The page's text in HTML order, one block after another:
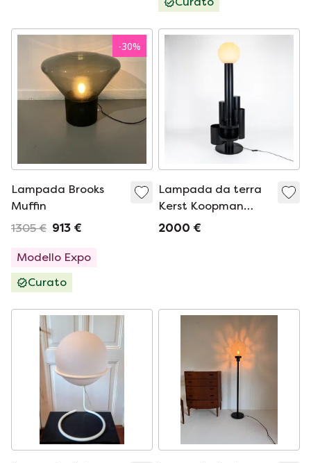
-30%
Lampada Brooks
Muffin
1305 € 913 €
Modello Expo
Curato
Lampada da terra
Kerst Koopman
Incontro ravvicinato
2000 €